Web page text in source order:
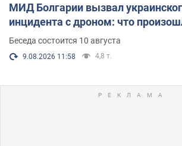
МИД Болгарии вызвал
инцидента с дроном: что
Беседа состоится 10 августа
9.08.2026 11:58 4,8 т.